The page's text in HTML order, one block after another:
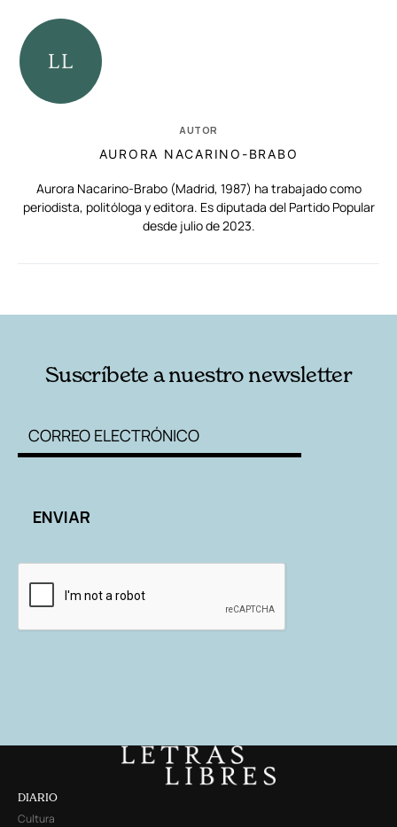
AUTOR
AURORA NACARINO-BRABO
Aurora Nacarino-Brabo (Madrid, 1987) ha trabajado como
periodista, politóloga y editora. Es diputada del Partido Popular
desde julio de 2023.
Suscríbete a nuestro newsletter
DIARIO
Cultura